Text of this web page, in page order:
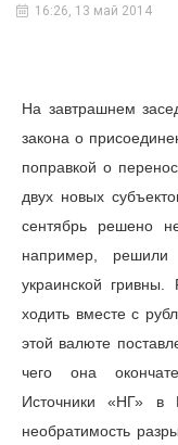
16:26, 13 май 2014
На завтрашнем
закона о
поправкой о
двух новых
сентябрь решено
например, решили
украинской
ходить вместе с
этой валюте
чего она
Источники «НГ» в
необратимость